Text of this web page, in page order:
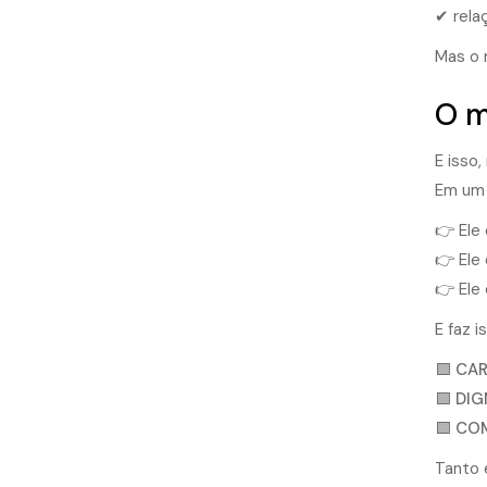
✔
Mas o
O
E isso,
Em
👉 Ele
👉 Ele
👉 Ele
E faz
🟩
🟩
🟩
Tanto